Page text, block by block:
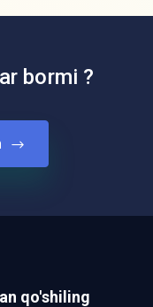
bormi ?
qo'shiling